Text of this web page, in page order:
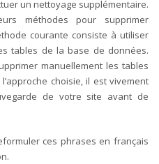
un nettoyage supplémentaire.
méthodes pour supprimer
courante consiste à utiliser
tables de la base de données.
manuellement les tables
choisie, il est vivement
de votre site avant de
ces phrases en français